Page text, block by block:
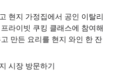
현지 가정집에서 공인 이탈리
라이빗 쿠킹 클래스에 참여해
만든 요리를 현지 와인 한 잔
시장 방문하기